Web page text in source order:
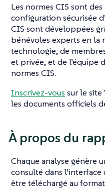
Les normes CIS sont
configuration sécurisée
CIS sont développées
bénévoles experts en la
technologie, de
et privée, et de l’équipe
normes CIS.
Inscrivez-vous sur le
les documents officiels
À propos du
Chaque analyse génère
consulté dans
être téléchargé au format